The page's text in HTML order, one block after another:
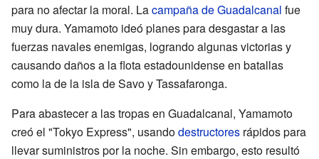
para no afectar la moral. Lacampaña de Guadalcanal fue
muy dura. Yamamoto ideó planes para desgastar a las
fuerzas navales enemigas, logrando algunas victorias y
causando daños a la flota estadounidense en batallas
como la de la isla de Savo y Tassafaronga.
Para abastecer a las tropas en Guadalcanal, Yamamoto
creó el "Tokyo Express", usandodestructores rápidos para
llevar suministros por la noche. Sin embargo, esto resultó